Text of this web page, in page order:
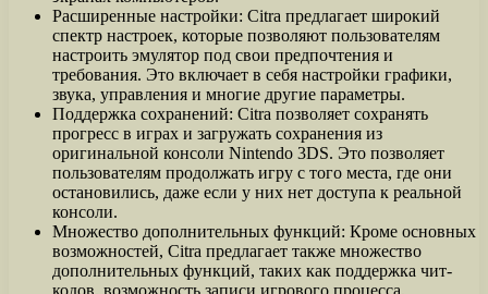
Расширенные настройки: Citra предлагает широкий
спектр настроек, которые позволяют пользователям
настроить эмулятор под свои предпочтения и
требования. Это включает в себя настройки графики,
звука, управления и многие другие параметры.
Поддержка сохранений: Citra позволяет сохранять
прогресс в играх и загружать сохранения из
оригинальной консоли Nintendo 3DS. Это позволяет
пользователям продолжать игру с того места, где они
остановились, даже если у них нет доступа к реальной
консоли.
Множество дополнительных функций: Кроме основных
возможностей, Citra предлагает также множество
дополнительных функций, таких как поддержка чит-